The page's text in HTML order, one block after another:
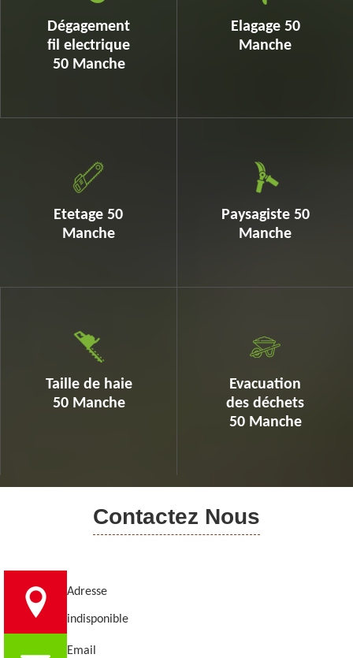
Dégagement
fil electrique
50 Manche
Elagage 50
Manche
Etetage 50
Manche
Paysagiste 50
Manche
Taille de haie
50 Manche
Evacuation
des déchets
50 Manche
Contactez Nous
Adresse
indisponible
Email